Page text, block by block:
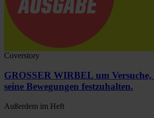
Coverstory
GROSSER WIRBEL um Versuche,
seine Bewegungen festzuhalten.
Außerdem im Heft